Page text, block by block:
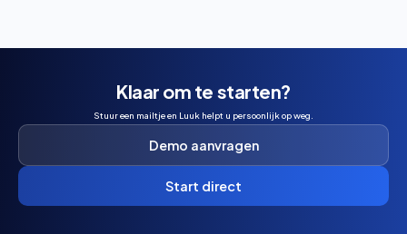
Klaar om te starten?
Stuur een mailtje en Luuk helpt u persoonlijk op weg.
Demo aanvragen
Start direct